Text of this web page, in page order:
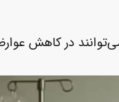
در کاهش